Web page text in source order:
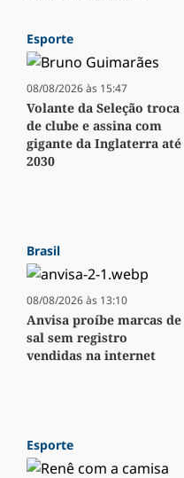
Esporte
08/08/2026 às 15:47
Volante da Seleção troca
de clube e assina com
gigante da Inglaterra até
2030
Brasil
08/08/2026 às 13:10
Anvisa proíbe marcas de
sal sem registro
vendidas na internet
Esporte